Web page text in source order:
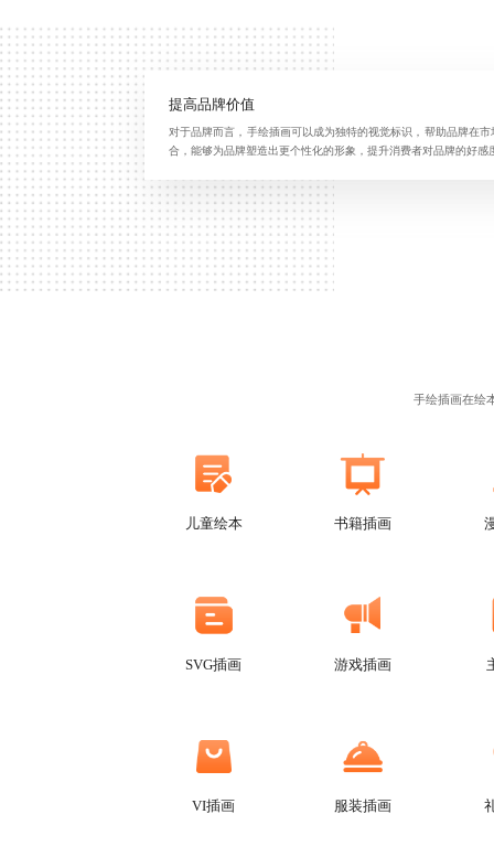
提高品牌价值
对于品牌而言，手绘插画可以成为独特的视觉标识，帮助品牌在
合，能够为品牌塑造出更个性化的形象，提升消费者对品牌的好感
手绘插画在绘
儿童绘本 书籍插画
SVG插画 游戏插画
VI插画 服装插画